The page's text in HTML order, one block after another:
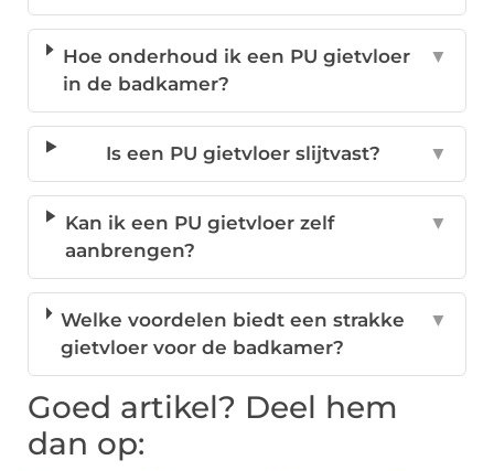
Hoe onderhoud ik een PU gietvloer
in de badkamer?
▼
Is een PU gietvloer slijtvast? ▼
Kan ik een PU gietvloer zelf
aanbrengen?
▼
Welke voordelen biedt een strakke
gietvloer voor de badkamer?
▼
Goed artikel? Deel hem
dan op: